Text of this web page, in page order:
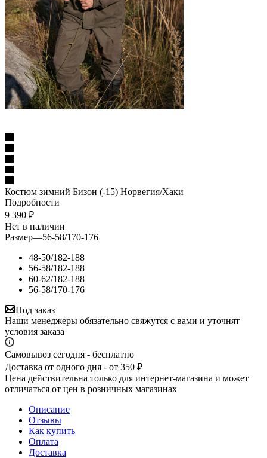
Костюм зимний Бизон (-15) Норвегия/Хаки
Подробности
9 390 ₽
Нет в наличии
Размер—56-58/170-176
48-50/182-188
56-58/182-188
60-62/182-188
56-58/170-176
Под заказ
Наши менеджеры обязательно свяжутся с вами и уточнят
условия заказа
Самовывоз сегодня - бесплатно
Доставка от одного дня - от 350 ₽
Цена действительна только для интернет-магазина и может
отличаться от цен в розничных магазинах
Описание
Отзывы
Как купить
Оплата
Доставка